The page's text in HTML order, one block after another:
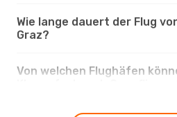
Wie lange dauert der Flug
Graz?
Von welchen Flughäfen